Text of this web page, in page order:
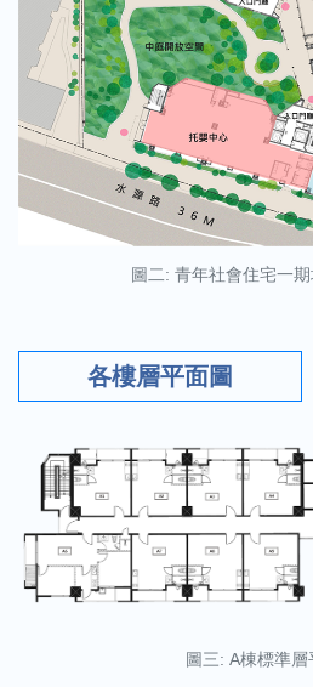
圖二: 青年社會住宅一
各樓層平面圖
圖三: A棟標準層